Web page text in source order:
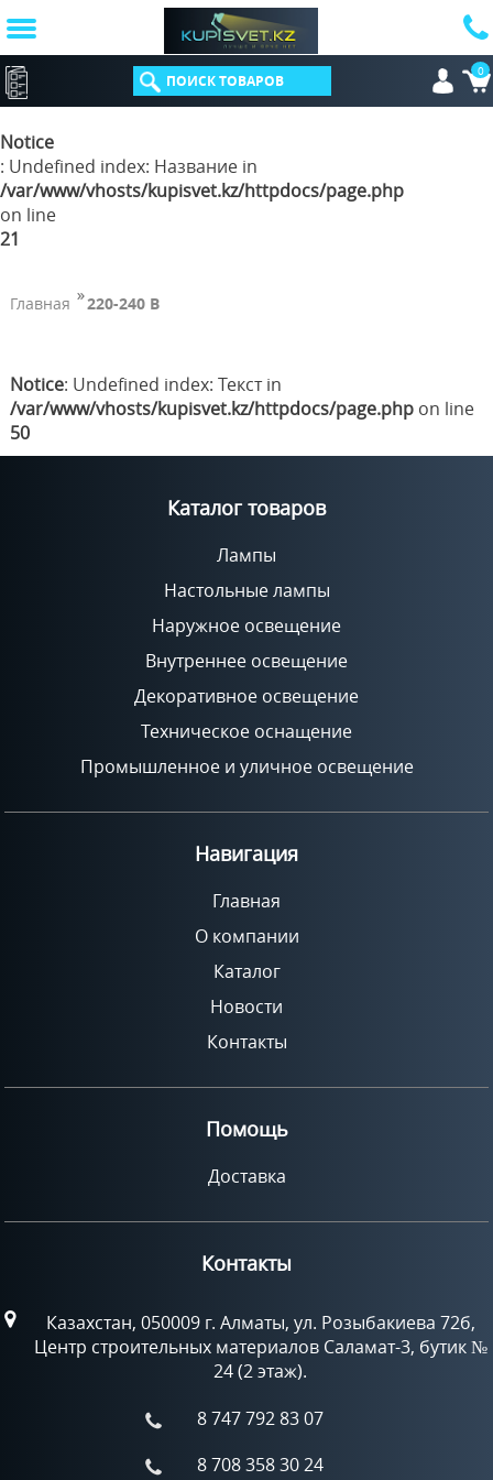
Notice
: Undefined index: Название in
/var/www/vhosts/kupisvet.kz/httpdocs/page.php
on line
21
КАТАЛОГ 0
Главная 220-240 В
Notice: Undefined index: Текст in
/var/www/vhosts/kupisvet.kz/httpdocs/page.phpon line
50
Каталог товаров
Лампы
Настольные лампы
Наружное освещение
Внутреннее освещение
Декоративное освещение
Техническое оснащение
Промышленное и уличное освещение
Навигация
Главная
О компании
Каталог
Новости
Контакты
Помощь
Доставка
Контакты
Казахстан, 050009 г. Алматы, ул. Розыбакиева 72б,
Центр строительных материалов Саламат-3, бутик №
24 (2 этаж).
8 747 792 83 07
8 708 358 30 24